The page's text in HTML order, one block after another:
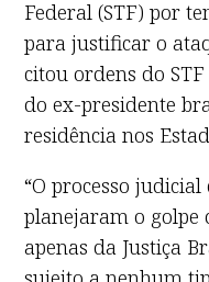
Federal (STF) por
para justificar o
citou ordens do
do ex-presidente
residência nos
“O processo
planejaram o golpe
apenas da Justiça